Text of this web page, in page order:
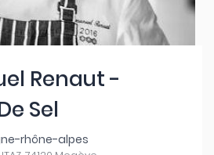
Renaut -
Sel
rhône-alpes